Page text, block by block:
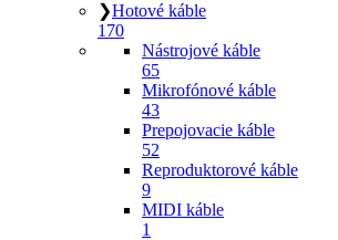
❯Hotové káble
170
Nástrojové káble
65
Mikrofónové káble
43
Prepojovacie káble
52
Reproduktorové káble
9
MIDI káble
1